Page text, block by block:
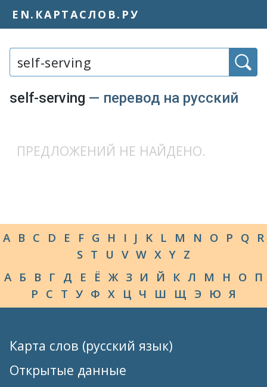
EN.КАРТАСЛОВ.РУ
self-serving — перевод на русский
ПРЕДЛОЖЕНИЙ НЕ НАЙДЕНО.
A B C D E F G H I J K L M N O P Q R
S T U V W X Y Z
А Б В Г Д Е Ё Ж З И Й К Л М Н О П
Р С Т У Ф Х Ц Ч Ш Щ Э Ю Я
Карта слов (русский язык)
Открытые данные